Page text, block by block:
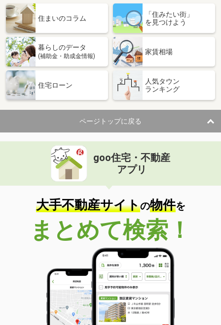
住まいのコラム
「住みたい街」
を見つけよう
暮らしのデータ
(補助金・助成金情報)
家賃相場
住宅ローン
人気タウン
ランキング
ページトップに戻る
goo住宅・不動産
アプリ
大手不動産サイトの物件を
まとめて検索！